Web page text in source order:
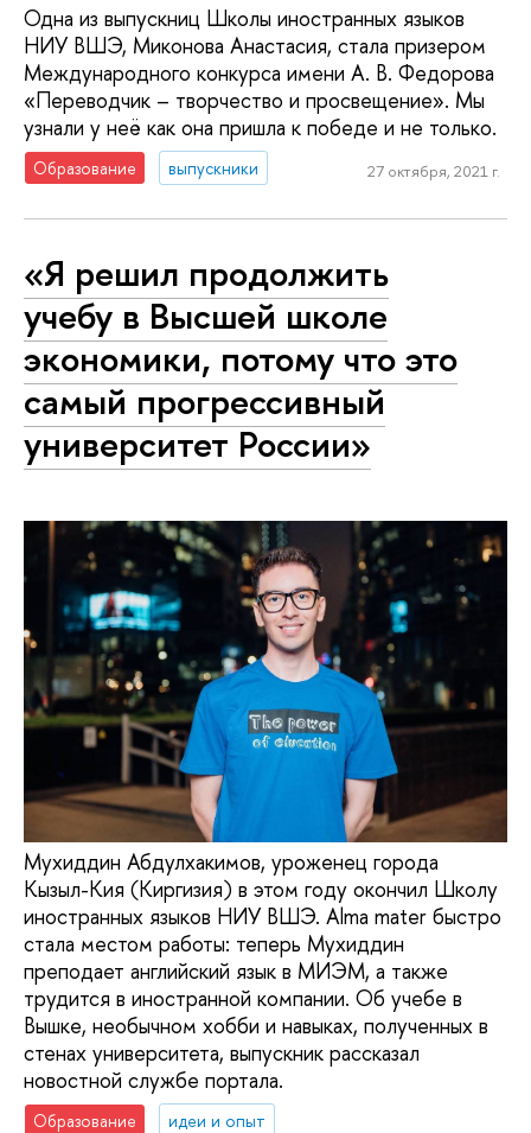
Одна из выпускниц Школы иностранных языков
НИУ ВШЭ, Миконова Анастасия, стала призером
Международного конкурса имени А. В. Федорова
«Переводчик – творчество и просвещение». Мы
узнали у неё как она пришла к победе и не только.
Образование выпускники 27 октября, 2021 г.
«Я решил продолжить
учебу в Высшей школе
экономики, потому что это
самый прогрессивный
университет России»
Мухиддин Абдулхакимов, уроженец города
Кызыл-Кия (Киргизия) в этом году окончил Школу
иностранных языков НИУ ВШЭ. Аlma mater быстро
стала местом работы: теперь Мухиддин
преподает английский язык в МИЭМ, а также
трудится в иностранной компании. Об учебе в
Вышке, необычном хобби и навыках, полученных в
стенах университета, выпускник рассказал
новостной службе портала.
Образование
идеи и опыт